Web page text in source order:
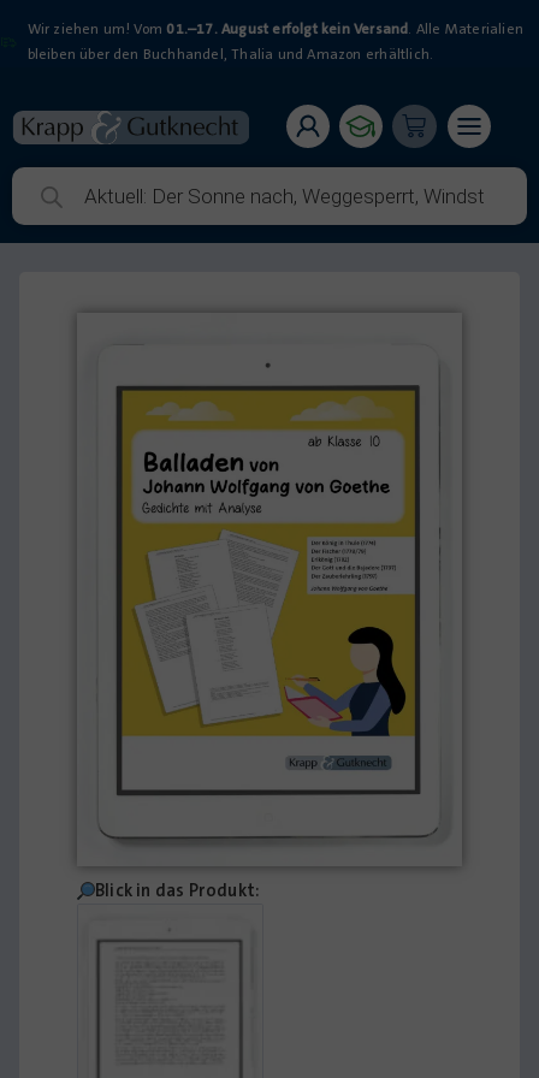
Wir ziehen um! Vom 01.–17. August erfolgt kein Versand. Alle Materialien
bleiben über den Buchhandel, Thalia und Amazon erhältlich.
Blick in das Produkt: